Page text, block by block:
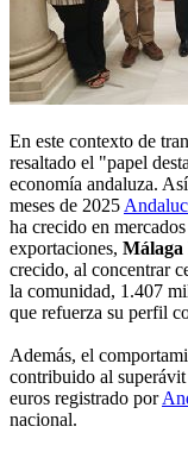
En este contexto de
resaltado el "papel
economía andaluza.
meses de 2025
ha crecido en
exportaciones, Málaga
crecido, al concentrar
la comunidad, 1.407
que refuerza su perfil
Además, el
contribuido al
euros registrado por
nacional.